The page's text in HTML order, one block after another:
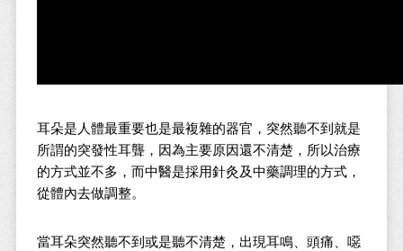
耳朵是人體最重要也是最複雜的器官，突然聽不到就是
所謂的突發性耳聾，因為主要原因還不清楚，所以治療
的方式並不多，而中醫是採用針灸及中藥調理的方式，
從體內去做調整。
當耳朵突然聽不到或是聽不清楚，出現耳鳴、頭痛、噁